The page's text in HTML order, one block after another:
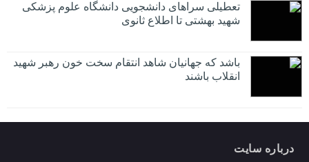
تعطیلی سراهای دانشجویی دانشگاه علوم پزشکی
شهید بهشتی تا اطلاع ثانوی
باشد که جهانیان شاهد انتقام سخت خون رهبر شهید
انقلاب باشند
درباره سایت